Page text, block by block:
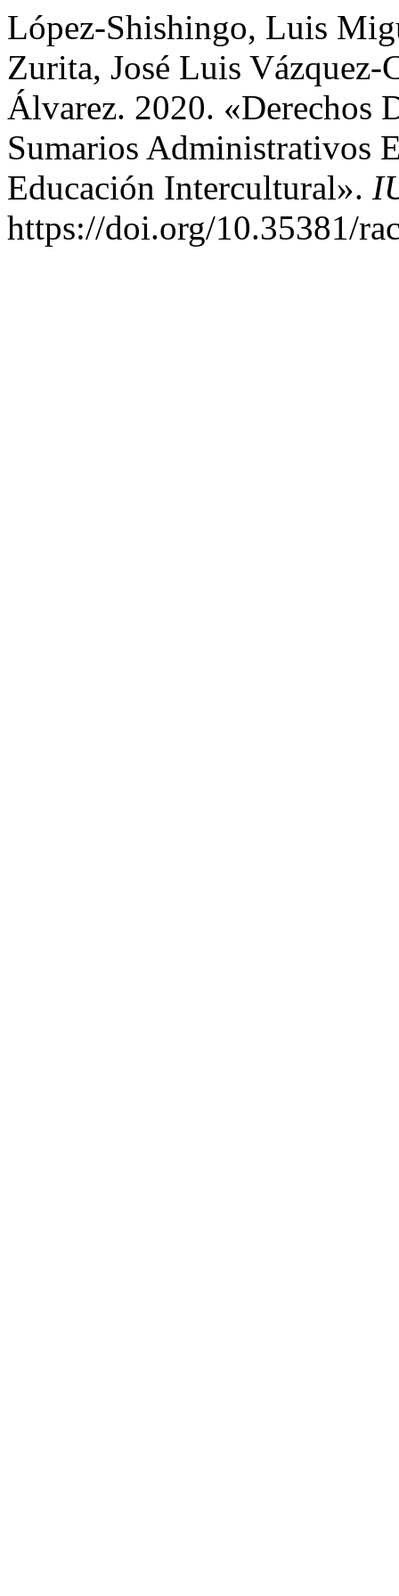
López-Shishingo, Luis
Zurita, José Luis Vázquez-
Álvarez. 2020. «Derechos
Sumarios Administrativos
Educación Intercultural».
https://doi.org/10.35381/